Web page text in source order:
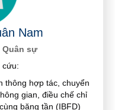
Nam
Quân sự
cứu:
thông hợp tác, chuyển
gian, điều chế chỉ
băng tần (IBFD)